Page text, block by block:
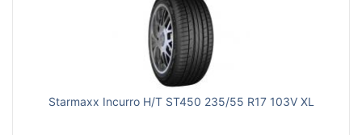
Starmaxx Incurro H/T ST450 235/55 R17 103V XL